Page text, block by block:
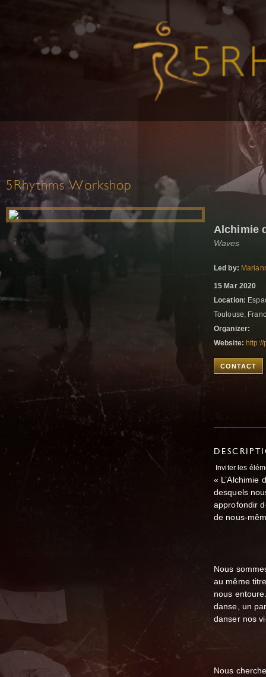
5Rhythms Workshop
Alchimie
Waves
Led by:
15 Mar 2020
Location:
Toulouse,
Organizer:
Website:
CONTACT
Inviter les
« L’Alchimie
desquels
approfondir
de nous-
Nous
au même
nous
danse, un
danser nos
Nous